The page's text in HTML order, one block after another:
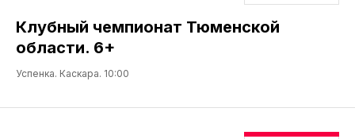
Клубный чемпионат Тюменской
области. 6+
Успенка. Каскара. 10:00